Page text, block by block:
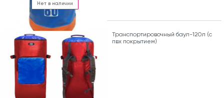
Нет в наличии
Транспортировочный баул-120л (с
пвх покрытием)